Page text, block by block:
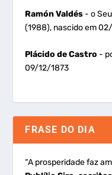
Ramón Valdés - o
(1988), nascido em
Plácido de Castro -
09/12/1873
FRASE DO DIA
“A prosperidade faz